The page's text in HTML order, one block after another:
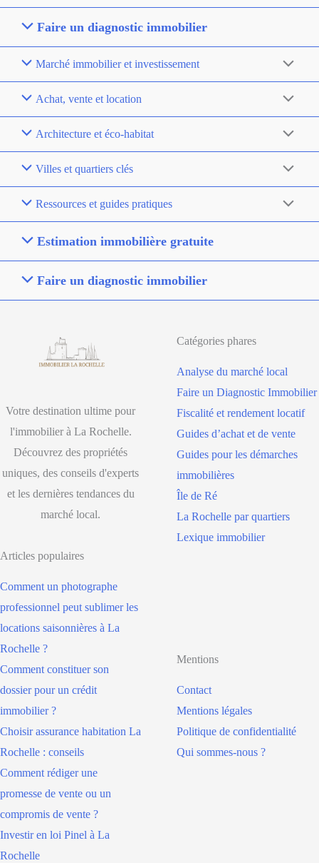
Faire un diagnostic immobilier
Marché immobilier et investissement
Achat, vente et location
Architecture et éco-habitat
Villes et quartiers clés
Ressources et guides pratiques
Estimation immobilière gratuite
Faire un diagnostic immobilier
Votre destination ultime pour
l'immobilier à La Rochelle.
Découvrez des propriétés
uniques, des conseils d'experts
et les dernières tendances du
marché local.
Catégories phares
Analyse du marché local
Faire un Diagnostic Immobilier
Fiscalité et rendement locatif
Guides d’achat et de vente
Guides pour les démarches
immobilières
Île de Ré
La Rochelle par quartiers
Lexique immobilier
Articles populaires
Comment un photographe
professionnel peut sublimer les
locations saisonnières à La
Rochelle ?
Comment constituer son
dossier pour un crédit
immobilier ?
Choisir assurance habitation La
Rochelle : conseils
Comment rédiger une
promesse de vente ou un
compromis de vente ?
Investir en loi Pinel à La
Rochelle
Mentions
Contact
Mentions légales
Politique de confidentialité
Qui sommes-nous ?